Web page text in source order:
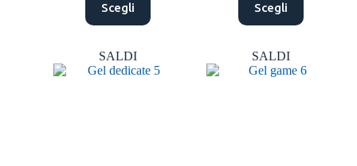
Scegli Scegli
SALDI SALDI